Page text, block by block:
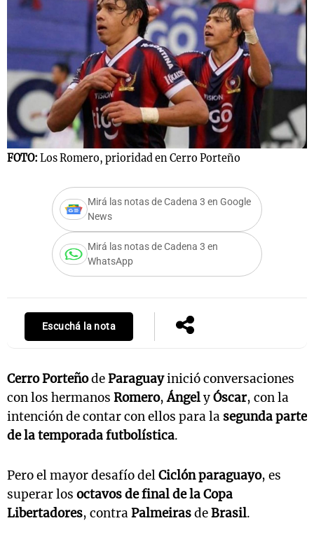
FOTO: Los Romero, prioridad en Cerro Porteño
Mirá las notas de Cadena 3 en Google
News
Mirá las notas de Cadena 3 en
WhatsApp
Escuchá la nota
Cerro PorteñodeParaguayinició conversaciones
con los hermanos Romero,ÁngelyÓscar, con la
intención de contar con ellos para la segunda parte
de la temporada futbolística.
Pero el mayor desafío delCiclón paraguayo, es
superar los octavos de final de la Copa
Libertadores, contraPalmeirasdeBrasil.